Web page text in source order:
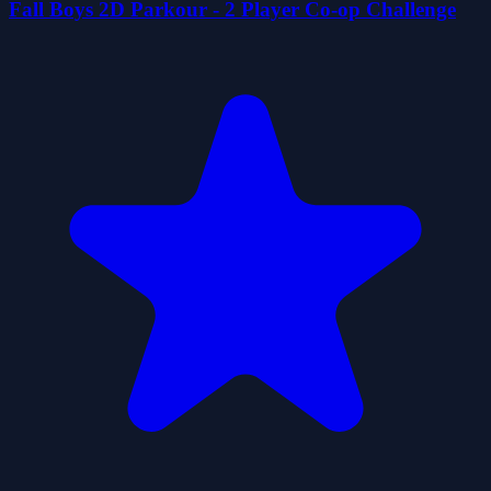
Fall Boys 2D Parkour - 2 Player Co-op Challenge